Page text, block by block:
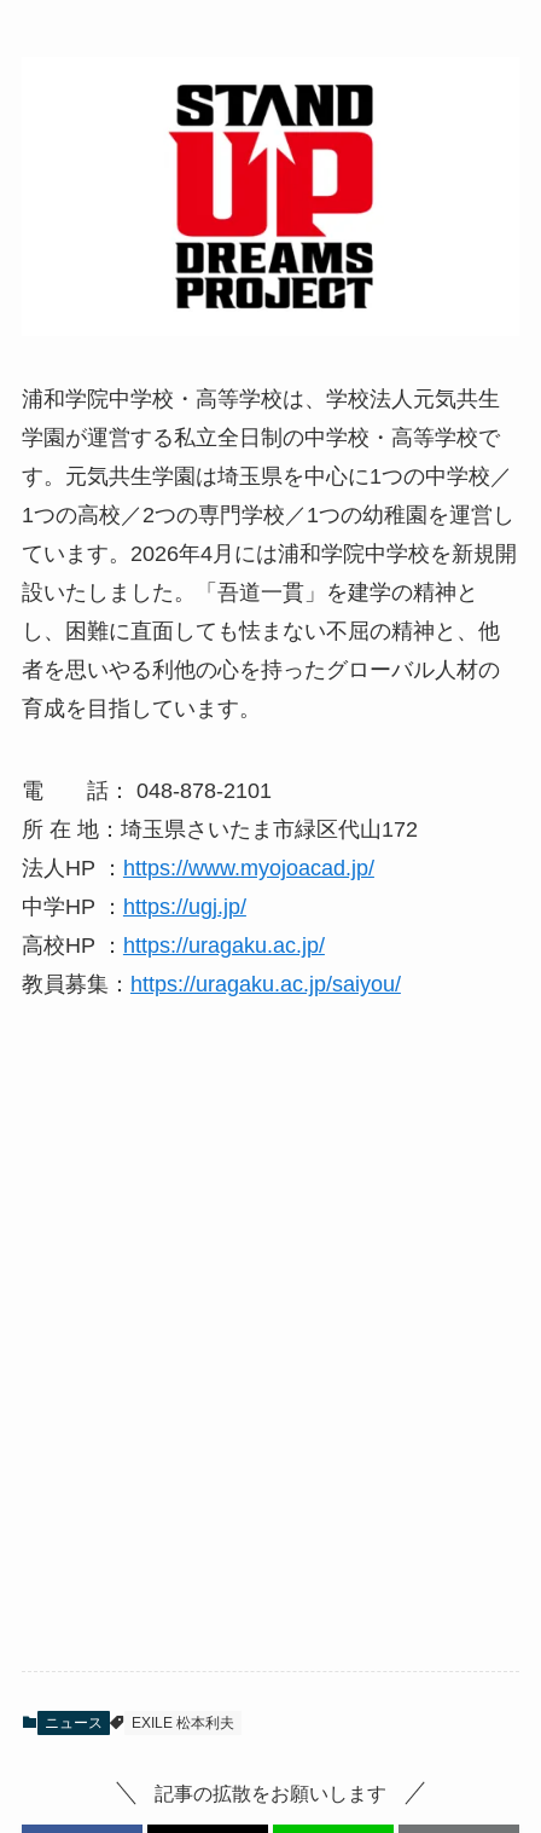
浦和学院中学校・高等学校は、学校法人元気共生
学園が運営する私立全日制の中学校・高等学校で
す。元気共生学園は埼玉県を中心に1つの中学校／
1つの高校／2つの専門学校／1つの幼稚園を運営し
ています。2026年4月には浦和学院中学校を新規開
設いたしました。「吾道一貫」を建学の精神と
し、困難に直面しても怯まない不屈の精神と、他
者を思いやる利他の心を持ったグローバル人材の
育成を目指しています。
電 話： 048-878-2101
所 在 地：埼玉県さいたま市緑区代山172
法人HP ： https://www.myojoacad.jp/
中学HP ： https://ugj.jp/
高校HP ： https://uragaku.ac.jp/
教員募集： https://uragaku.ac.jp/saiyou/
ニュース EXILE 松本利夫
記事の拡散をお願いします